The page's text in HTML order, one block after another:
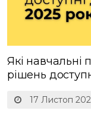
17 Листоп
Які навчальні
рішень